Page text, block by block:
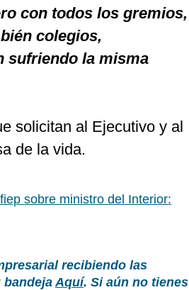
con todos los gremios,
colegios,
sufriendo la misma
solicitan al Ejecutivo y al
de la vida.
sobre ministro del Interior:
recibiendo las
bandejaAquí. Si aún no tienes